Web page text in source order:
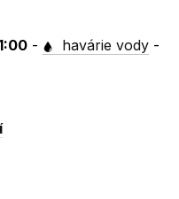
- havárie vody -